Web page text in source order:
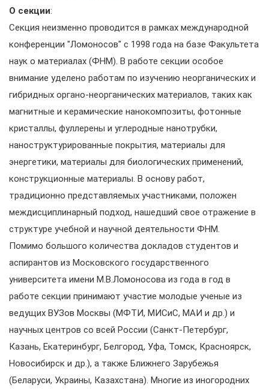
О секции:
Секция неизменно проводится в рамках международной
конференции "Ломоносов" с 1998 года на базе Факультета
наук о материалах (ФНМ). В работе секции особое
внимание уделено работам по изучению неорганических и
гибридных органо-неорганических материалов, таких как
магнитные и керамические нанокомпозиты, фотонные
кристаллы, фуллерены и углеродные нанотрубки,
наноструктурированные покрытия, материалы для
энергетики, материалы для биологических применений,
конструкционные материалы. В основу работ,
традиционно представляемых участниками, положен
междисциплинарный подход, нашедший свое отражение в
структуре учебной и научной деятельности ФНМ.
Помимо большого количества докладов студентов и
аспирантов из Московского государственного
университета имени М.В.Ломоносова из года в год в
работе секции принимают участие молодые ученые из
ведущих ВУЗов Москвы (МФТИ, МИСиС, МАИ и др.) и
научных центров со всей России (Санкт-Петербург,
Казань, Екатеринбург, Белгород, Уфа, Томск, Красноярск,
Новосибирск и др.), а также Ближнего Зарубежья
(Беларуси, Украины, Казахстана). Многие из иногородних